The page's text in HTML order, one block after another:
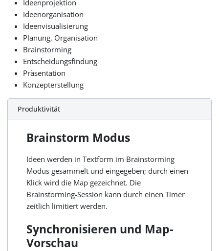
Ideenprojektion
Ideenorganisation
Ideenvisualisierung
Planung, Organisation
Brainstorming
Entscheidungsfindung
Präsentation
Konzepterstellung
Produktivität
Brainstorm Modus
Ideen werden in Textform im Brainstorming
Modus gesammelt und eingegeben; durch einen
Klick wird die Map gezeichnet. Die
Brainstorming-Session kann durch einen Timer
zeitlich limitiert werden.
Synchronisieren und Map-
Vorschau